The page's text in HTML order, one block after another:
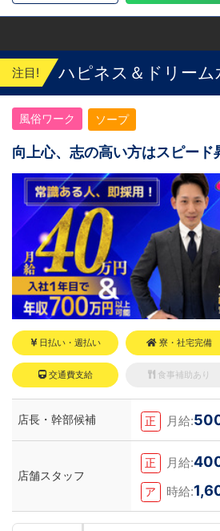
注目! ハピネス＆ドリーム
風俗ワーク ソープ
向上心、志の高い方はスピード
日払い・週払い 寮・社宅完備
交通費支給 食事補助あり
店長・幹部候補 正 月給:
店舗スタッフ
正 月給:
ア 時給: